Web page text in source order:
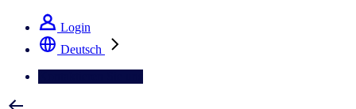
Login
Deutsch